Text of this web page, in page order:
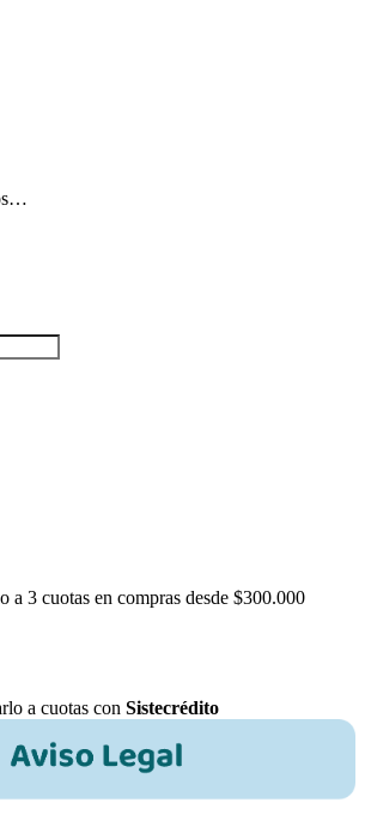
a 3 cuotas en compras desde $300.000
a cuotas con Sistecrédito